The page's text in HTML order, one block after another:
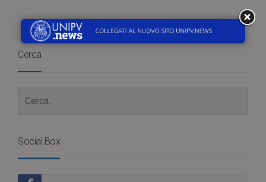
Cerca
Social Box